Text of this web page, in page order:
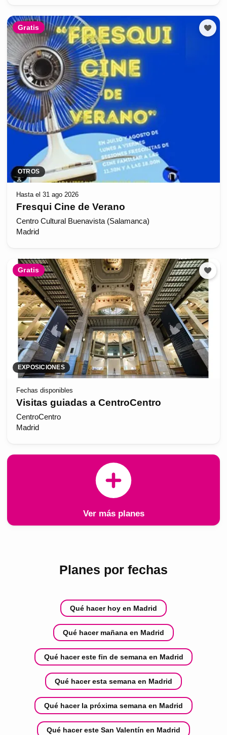
Gratis
OTROS
Hasta el 31 ago 2026
Fresqui Cine de Verano
Centro Cultural Buenavista (Salamanca)
Madrid
Gratis
EXPOSICIONES
Fechas disponibles
Visitas guiadas a CentroCentro
CentroCentro
Madrid
Ver más planes
Planes por fechas
Qué hacer hoy en Madrid
Qué hacer mañana en Madrid
Qué hacer este fin de semana en Madrid
Qué hacer esta semana en Madrid
Qué hacer la próxima semana en Madrid
Qué hacer este San Valentín en Madrid